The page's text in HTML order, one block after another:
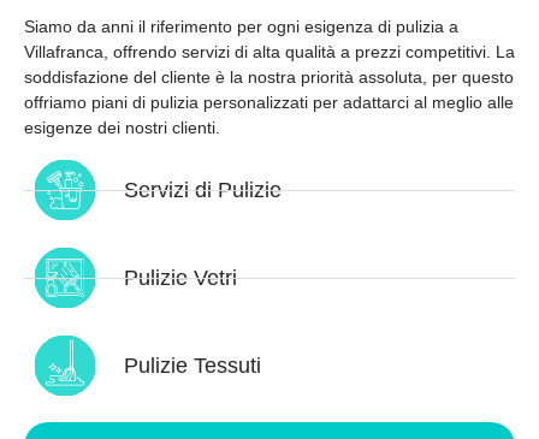
Siamo da anni il riferimento per ogni esigenza di pulizia a
Villafranca , offrendo servizi di alta qualità a prezzi competitivi. La
soddisfazione del cliente è la nostra priorità assoluta, per questo
offriamo piani di pulizia personalizzati per adattarci al meglio alle
esigenze dei nostri clienti.
Servizi di Pulizie
Pulizie Vetri
Pulizie Tessuti